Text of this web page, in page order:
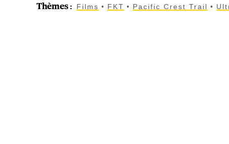
Thèmes: Films FKT Pacific Crest Trail